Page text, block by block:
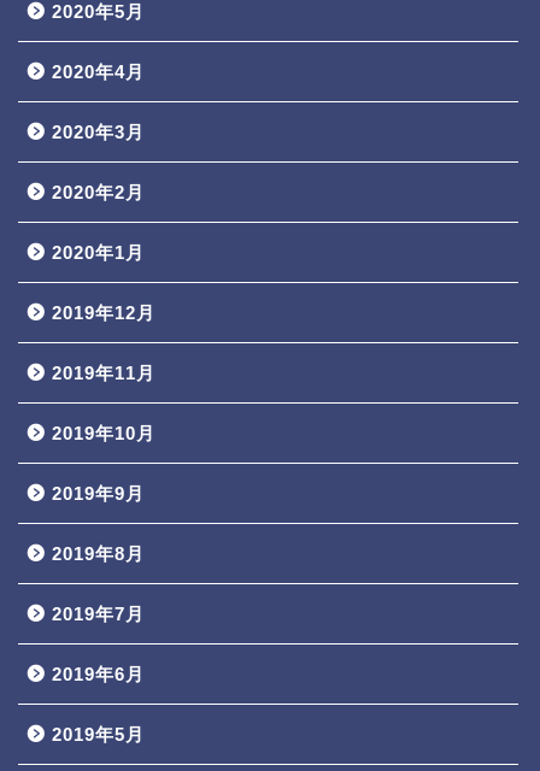
2020年5月
2020年4月
2020年3月
2020年2月
2020年1月
2019年12月
2019年11月
2019年10月
2019年9月
2019年8月
2019年7月
2019年6月
2019年5月